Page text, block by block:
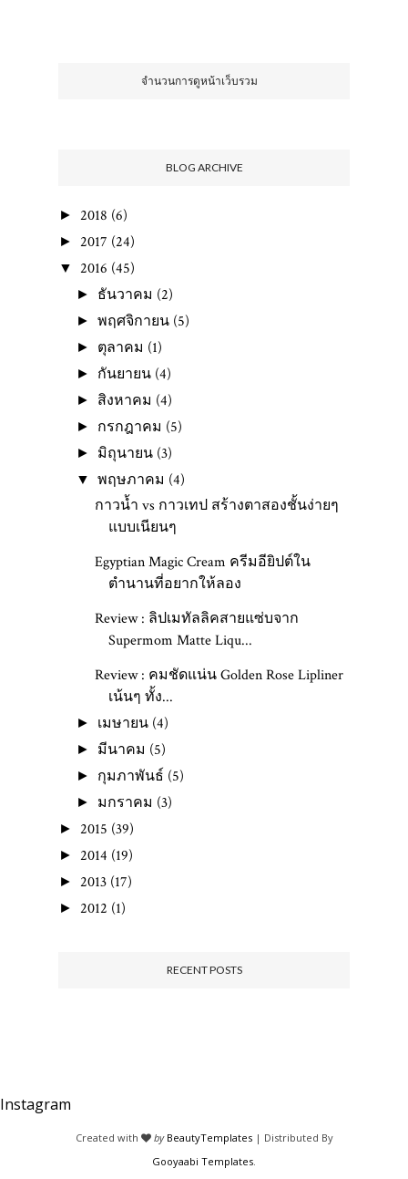
จำนวนการดูหน้าเว็บรวม
BLOG ARCHIVE
► 2018 (6)
► 2017 (24)
▼ 2016 (45)
► ธันวาคม (2)
►พฤศจิกายน (5)
► ตุลาคม (1)
► กันยายน (4)
► สิงหาคม (4)
► กรกฎาคม (5)
► มิถุนายน (3)
▼ พฤษภาคม (4)
กาวน้ำ vs กาวเทป สร้างตาสองชั้นง่ายๆ
แบบเนียนๆ
Egyptian Magic Cream ครีมอียิปต์ใน
ตำนานที่อยากให้ลอง
Review : ลิปเมทัลลิคสายแซ่บจาก
Supermom Matte Liqu...
Review : คมชัดแน่น Golden Rose Lipliner
เน้นๆ ทั้ง...
► เมษายน (4)
► มีนาคม (5)
► กุมภาพันธ์ (5)
► มกราคม (3)
► 2015 (39)
► 2014 (19)
► 2013 (17)
► 2012 (1)
RECENT POSTS
Instagram
Created with by BeautyTemplates| Distributed By
Gooyaabi Templates